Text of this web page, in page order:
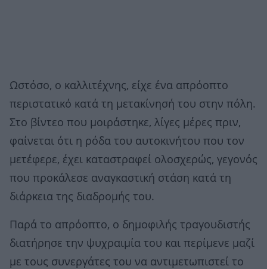
Ωστόσο, ο καλλιτέχνης, είχε ένα απρόοπτο
περιστατικό κατά τη μετακίνησή του στην πόλη.
Στο βίντεο που μοιράστηκε, λίγες μέρες πριν,
φαίνεται ότι η ρόδα του αυτοκινήτου που τον
μετέφερε, έχει καταστραφεί ολοσχερώς, γεγονός
που προκάλεσε αναγκαστική στάση κατά τη
διάρκεια της διαδρομής του.
Παρά το απρόοπτο, ο δημοφιλής τραγουδιστής
διατήρησε την ψυχραιμία του και περίμενε μαζί
με τους συνεργάτες του να αντιμετωπιστεί το